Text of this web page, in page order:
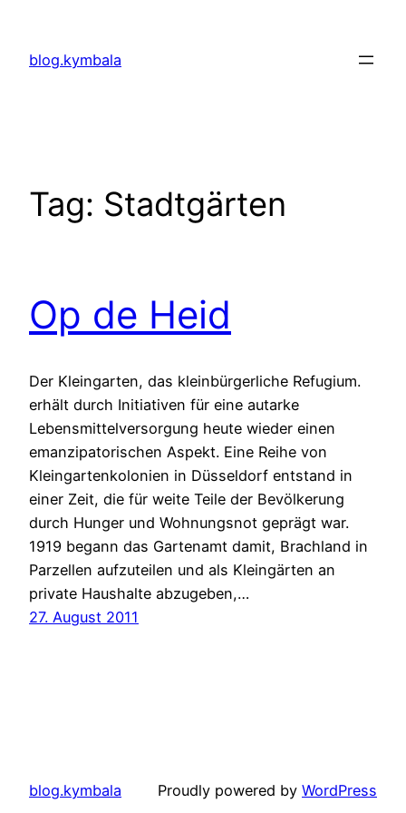
content
blog.kymbala
Tag: Stadtgärten
Op de Heid
Der Kleingarten, das kleinbürgerliche Refugium.
erhält durch Initiativen für eine autarke
Lebensmittelversorgung heute wieder einen
emanzipatorischen Aspekt. Eine Reihe von
Kleingartenkolonien in Düsseldorf entstand in
einer Zeit, die für weite Teile der Bevölkerung
durch Hunger und Wohnungsnot geprägt war.
1919 begann das Gartenamt damit, Brachland in
Parzellen aufzuteilen und als Kleingärten an
private Haushalte abzugeben,…
27. August 2011
blog.kymbala Proudly powered by WordPress